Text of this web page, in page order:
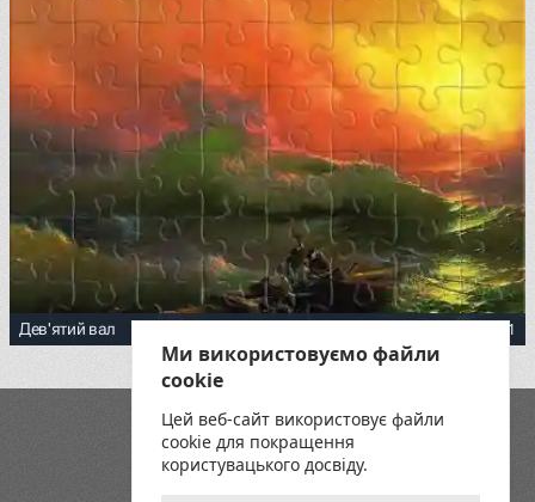
<p><a href="https://commons.wikimedia.org/wiki/
Дев'ятий вал 31
Блог
Playground
Умови та положення
Ми використовуємо файли
cookie
Цей веб-сайт використовує файли
cookie для покращення
користувацького досвіду.